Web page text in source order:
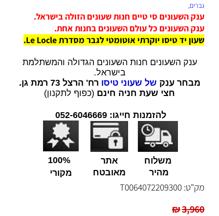
גברים,
ענק השעונים סי טיים חנות שעונים הזולה בישראל.
ענק השעונים כל עולם השעונים בחנות אחת.
שעון יד טיסו יוקרתי אוטומטי לגבר מסדרת Le Locle
.
ענק השעונים חנות השעונים הגדולה והמשתלמת
בישראל.
מבחר ענק של שעוני טיסורח' הרצל 73 רמת גן.
חצי שעת חניה חינם (כפוף לתקנון)
להזמנות חייגו: 052-6046669
משלוח
מהיר
אתר
מאובטח
100%
מקורי
מק"ט: T0064072209300
₪3,960